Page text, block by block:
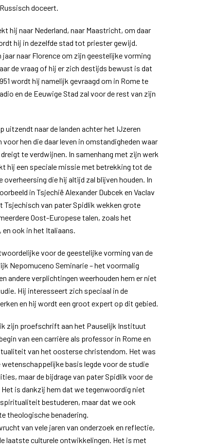
doceert.
hij naar Nederland, naar Maastricht, om daar
hij in dezelfde stad tot priester gewijd.
naar Florence om zijn geestelijke vorming
de vraag of hij er zich destijds bewust is dat
wordt hij namelijk gevraagd om in Rome te
en de Eeuwige Stad zal voor de rest van zijn
uitzendt naar de landen achter het IJzeren
hen die daar leven in omstandigheden waar
te verdwijnen. In samenhang met zijn werk
hij een speciale missie met betrekking tot de
die hij altijd zal blijven houden. In
in Tsjechië Alexander Dubcek en Vaclav
Tsjechisch van pater Spidlik wekken grote
Oost-Europese talen, zoals het
ook in het Italiaans.
voor de geestelijke vorming van de
Nepomuceno Seminarie – het voormalig
andere verplichtingen weerhouden hem er niet
Hij interesseert zich speciaal in de
en hij wordt een groot expert op dit gebied.
zijn proefschrift aan het Pauselijk Instituut
van een carrière als professor in Rome en
van het oosterse christendom. Het was
wetenschappelijke basis legde voor de studie
maar de bijdrage van pater Spidlik voor de
is dankzij hem dat we tegenwoordig niet
bestuderen, maar dat we ook
theologische benadering.
van vele jaren van onderzoek en reflectie,
laatste culturele ontwikkelingen. Het is met